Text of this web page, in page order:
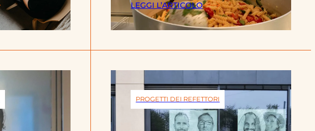
LEGGI L’ARTICOLO
PROGETTI DEI REFETTORI